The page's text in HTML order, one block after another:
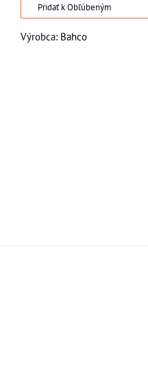
Pridať k Obľúbeným
Výrobca: Bahco